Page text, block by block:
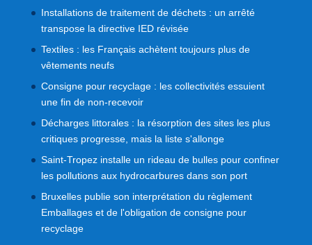
Installations de traitement de déchets : un arrêté
transpose la directive IED révisée
Textiles : les Français achètent toujours plus de
vêtements neufs
Consigne pour recyclage : les collectivités essuient
une fin de non-recevoir
Décharges littorales : la résorption des sites les plus
critiques progresse, mais la liste s'allonge
Saint-Tropez installe un rideau de bulles pour confiner
les pollutions aux hydrocarbures dans son port
Bruxelles publie son interprétation du règlement
Emballages et de l'obligation de consigne pour
recyclage